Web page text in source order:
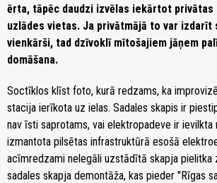
ērta, tāpēc daudzi izvēlas iekārtot
uzlādes vietas. Ja privātmājā to var izdarīt
vienkārši, tad dzīvoklī mītošajiem jāņem
domāšana.
Soctīklos klīst foto, kurā redzams, ka
stacija ierīkota uz ielas. Sadales skapis ir
nav īsti saprotams, vai elektropadeve ir
izmantota pilsētas infrastruktūrā esošā
acīmredzami nelegāli uzstādītā skapja
sadales skapja demontāža, kas pieder "Rīgas